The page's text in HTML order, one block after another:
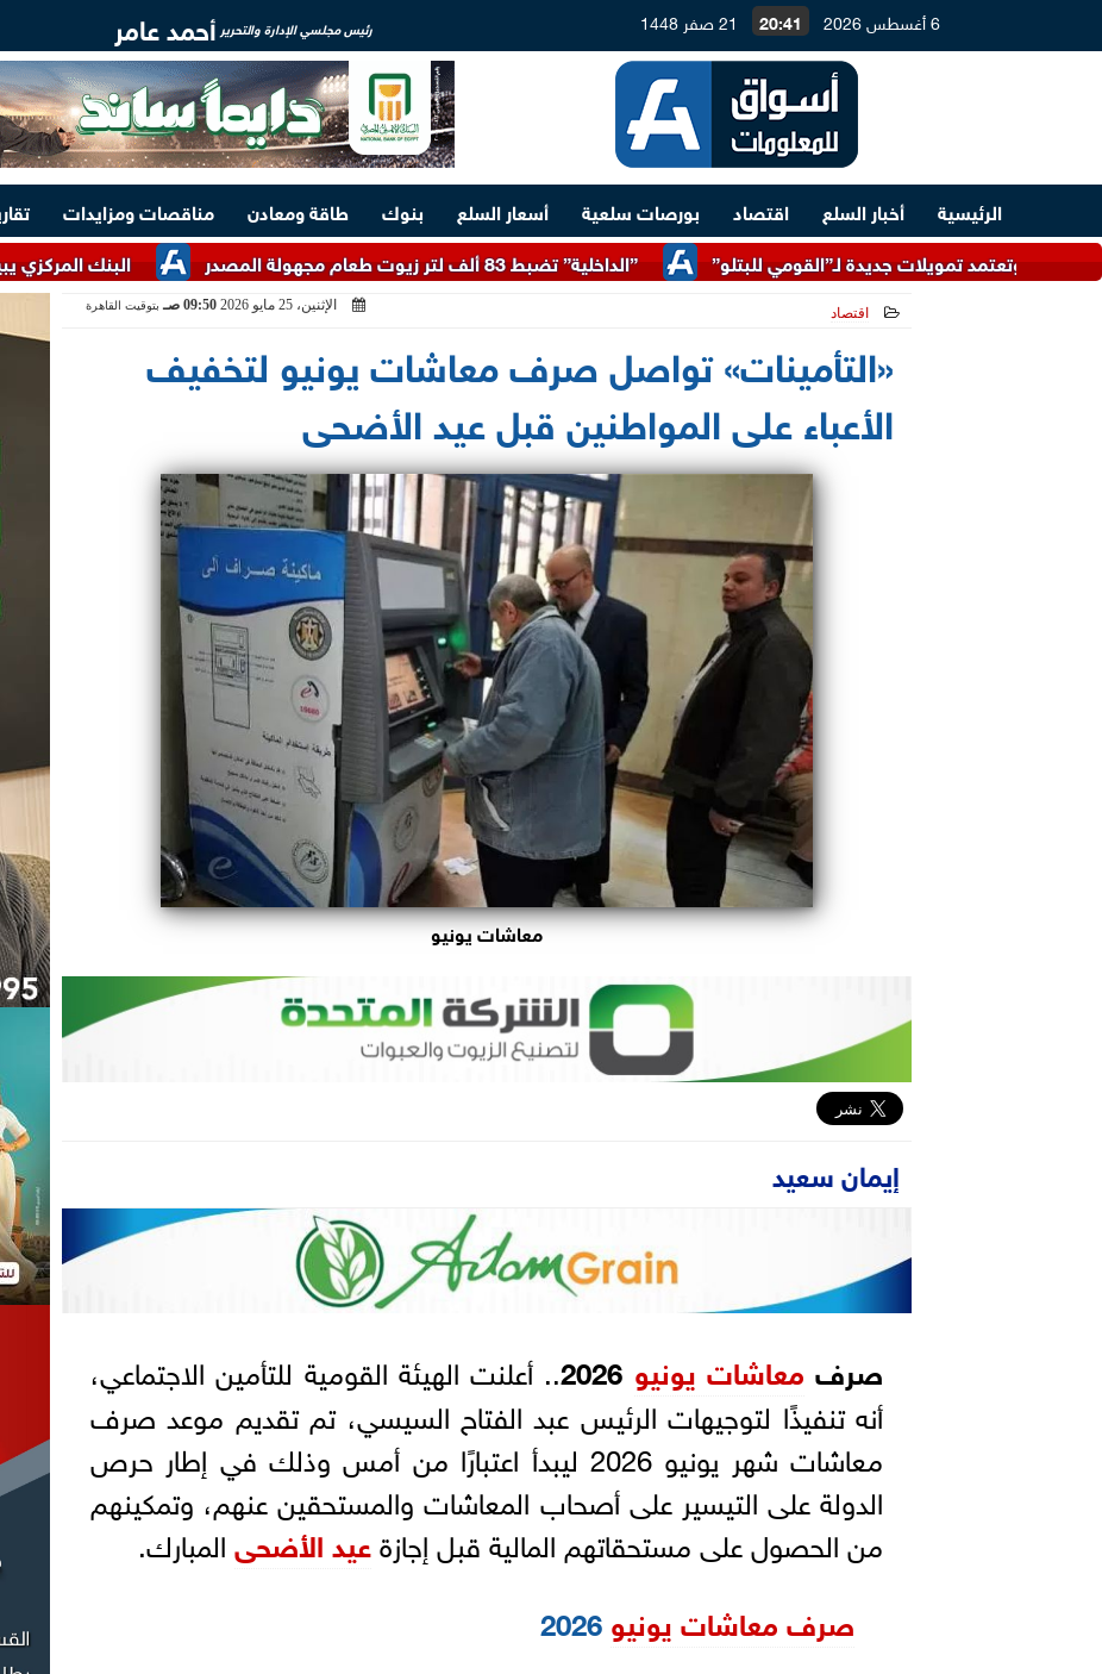
6 أغسطس 2026 20:41 21 صفر 1448 رئيس مجلسي الإدارة والتحرير أحمد عامر
الرئيسية أخبار السلع اقتصاد بورصات سلعية أسعار السلع بنوك طاقة ومعادن مناقصات ومزايدات
البنك المركزي يبيع أذون خزانة بقيمة ”الداخلية” تضبط 83 ألف لتر زيوت طعام مجهولة المصدر
اقتصاد الإثنين، 25 مايو 2026 09:50 صـ بتوقيت القاهرة
«التأمينات» تواصل صرف معاشات يونيو لتخفيف
الأعباء على المواطنين قبل عيد الأضحى
معاشات يونيو
إيمان سعيد
صرف معاشات يونيو
.. أعلنت الهيئة القومية للتأمين الاجتماعي،
أنه تنفيذًا لتوجيهات الرئيس عبد الفتاح السيسي، تم تقديم موعد صرف
معاشات شهر يونيو 2026 ليبدأ اعتبارًا من أمس وذلك في إطار حرص
الدولة على التيسير على أصحاب المعاشات والمستحقين عنهم، وتمكينهم
من الحصول على مستحقاتهم المالية قبل إجازةعيد الأضحىالمبارك.
صرف معاشات يونيو